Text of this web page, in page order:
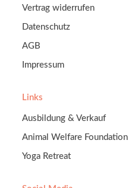
Vertrag widerrufen
Datenschutz
AGB
Impressum
Links
Ausbildung & Verkauf
Animal Welfare Foundation
Yoga Retreat